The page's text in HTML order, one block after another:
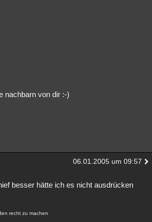
nachbarn von dir :-)
06.01.2005 um 09:57
besser hätte ich es nicht ausdrücken
recht zu machen